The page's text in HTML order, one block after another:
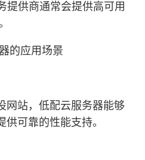
供商通常会提供高可用
的应用场景
网站，低配云服务器能够
可靠的性能支持。